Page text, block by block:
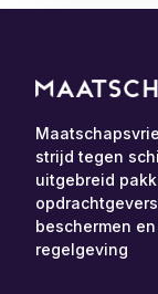
strijd tegen
uitgebreid
beschermen
regelgeving